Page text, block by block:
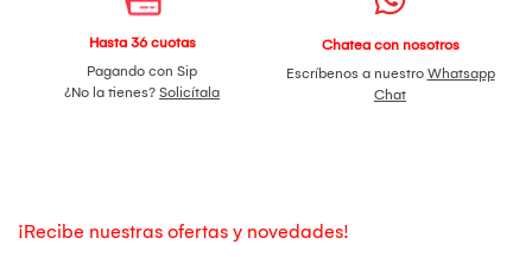
Hasta 36 cuotas
Pagando con Sip
¿No la tienes? Solicítala
Chatea con nosotros
Escríbenos a nuestro Whatsapp
Chat
¡Recibe nuestras ofertas y novedades!